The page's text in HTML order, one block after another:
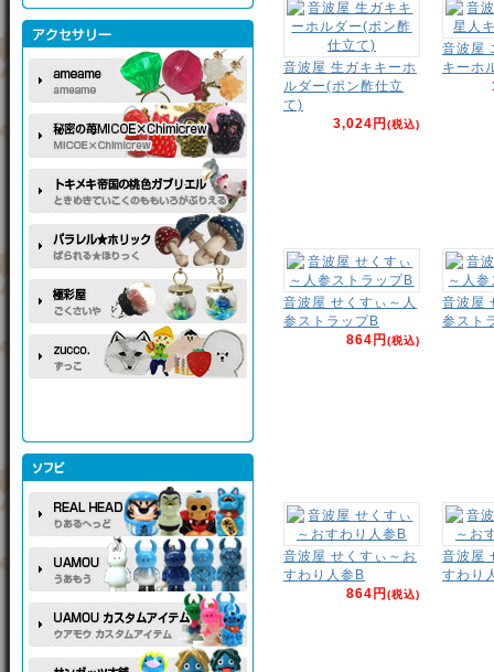
音波屋 生ガキキーホ
ルダー(ポン酢仕立
て)
3,024円(税込)
音波屋
キーホ
音波屋 せくすぃ～人
参ストラップB
864円(税込)
音波屋
参スト
音波屋 せくすぃ～お
すわり人参B
864円(税込)
音波屋
すわり